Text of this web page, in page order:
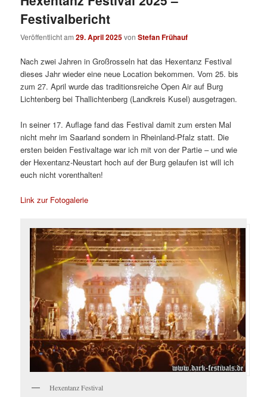
Festivalbericht
Veröffentlicht am29. April 2025vonStefan Frühauf
Nach zwei Jahren in Großrosseln hat das Hexentanz Festival
dieses Jahr wieder eine neue Location bekommen. Vom 25. bis
zum 27. April wurde das traditionsreiche Open Air auf Burg
Lichtenberg bei Thallichtenberg (Landkreis Kusel) ausgetragen.
In seiner 17. Auflage fand das Festival damit zum ersten Mal
nicht mehr im Saarland sondern in Rheinland-Pfalz statt. Die
ersten beiden Festivaltage war ich mit von der Partie – und wie
der Hexentanz-Neustart hoch auf der Burg gelaufen ist will ich
euch nicht vorenthalten!
Link zur Fotogalerie
Hexentanz Festival